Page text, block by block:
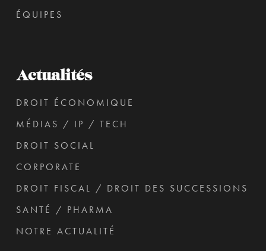
ÉQUIPES
Actualités
DROIT ÉCONOMIQUE
MÉDIAS / IP / TECH
DROIT SOCIAL
CORPORATE
DROIT FISCAL / DROIT DES SUCCESSIONS
SANTÉ / PHARMA
NOTRE ACTUALITÉ